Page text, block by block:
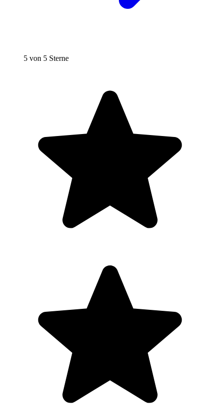
5 von 5 Sterne